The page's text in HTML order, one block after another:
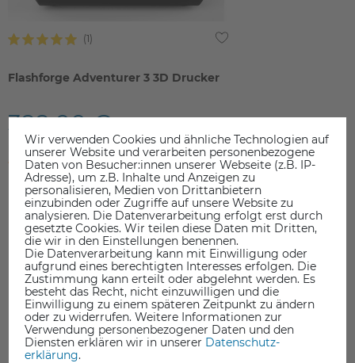
Flashforge Adventurer 3 3D Drucker
399,00 €
inkl. ges. MwSt.
ausverkauft
DAS KÖNNTE SIE AUCH INTERESSIEREN
Wir verwenden Cookies und ähnliche Technologien auf
unserer Website und verarbeiten personenbezogene
Daten von Besucher:innen unserer Webseite (z.B. IP-
Adresse), um z.B. Inhalte und Anzeigen zu
personalisieren, Medien von Drittanbietern
einzubinden oder Zugriffe auf unsere Website zu
analysieren. Die Datenverarbeitung erfolgt erst durch
gesetzte Cookies. Wir teilen diese Daten mit Dritten,
die wir in den Einstellungen benennen.
Die Datenverarbeitung kann mit Einwilligung oder
aufgrund eines berechtigten Interesses erfolgen. Die
Zustimmung kann erteilt oder abgelehnt werden. Es
besteht das Recht, nicht einzuwilligen und die
Einwilligung zu einem späteren Zeitpunkt zu ändern
oder zu widerrufen. Weitere Informationen zur
Verwendung personenbezogener Daten und den
Diensten erklären wir in unserer Daten­schutz­
erklärung.